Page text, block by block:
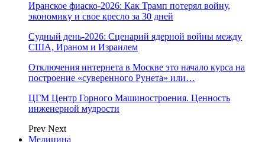
Иранское фиаско-2026: Как Трамп потерял войну,
экономику и свое кресло за 30 дней
Судный день-2026: Сценарий ядерной войны между
США, Ираном и Израилем
Отключения интернета в Москве это начало курса на
построение «суверенного Рунета» или…
ЦГМ Центр Горного Машиностроения. Ценность
инженерной мудрости
Prev Next
Медицина